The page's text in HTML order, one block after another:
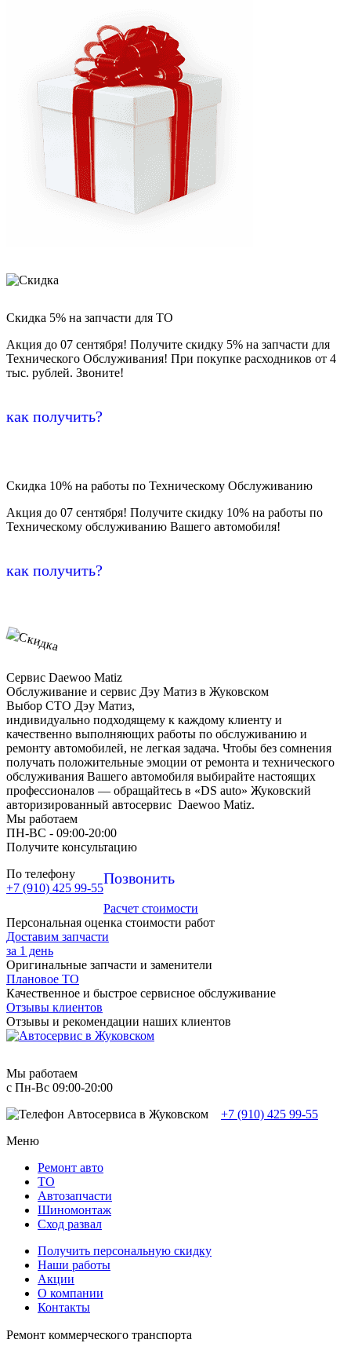
Скидка 5% на запчасти для ТО
Акция до 07 сентября! Получите скидку 5% на запчасти для
Технического Обслуживания! При покупке расходников от 4
тыс. рублей. Звоните!
как получить?
Скидка 10% на работы по Техническому Обслуживанию
Акция до 07 сентября! Получите скидку 10% на работы по
Техническому обслуживанию Вашего автомобиля!
как получить?
Сервис Daewoo Matiz
Обслуживание и сервис Дэу Матиз в Жуковском
Выбор СТО Дэу Матиз,
индивидуально подходящему к каждому клиенту и
качественно выполняющих работы по обслуживанию и
ремонту автомобилей, не легкая задача. Чтобы без сомнения
получать положительные эмоции от ремонта и технического
обслуживания Вашего автомобиля выбирайте настоящих
профессионалов — обращайтесь в «DS auto» Жуковский
авторизированный автосервис Daewoo Matiz.
Мы работаем
ПН-ВC - 09:00-20:00
Получите консультацию
По телефону
+7 (910) 425 99-55
Позвонить
Расчет стоимости
Персональная оценка стоимости работ
Доставим запчасти
за 1 день
Оригинальные запчасти и заменители
Плановое ТО
Качественное и быстрое сервисное обслуживание
Отзывы клиентов
Отзывы и рекомендации наших клиентов
Мы работаем
с Пн-Вc 09:00-20:00
+7 (910) 425 99-55
Меню
Ремонт авто
TO
Автозапчасти
Шиномонтаж
Сход развал
Получить персональную скидку
Наши работы
Акции
О компании
Контакты
Ремонт коммерческого транспорта